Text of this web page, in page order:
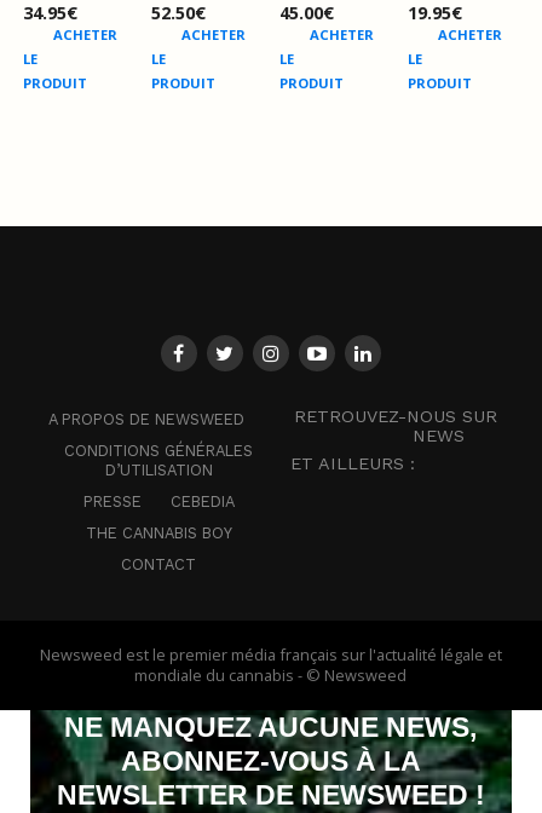
34.95€
ACHETER
LE
PRODUIT
52.50€
ACHETER
LE
PRODUIT
45.00€
ACHETER
LE
PRODUIT
19.95€
ACHETER
LE
PRODUIT
A PROPOS DE NEWSWEED
CONDITIONS GÉNÉRALES
D’UTILISATION
PRESSE
CEBEDIA
THE CANNABIS BOY
CONTACT
RETROUVEZ-NOUS SUR
NEWS
ET AILLEURS :
Newsweed est le premier média français sur l'actualité légale et
mondiale du cannabis - © Newsweed
NE MANQUEZ AUCUNE NEWS,
ABONNEZ-VOUS À LA
NEWSLETTER DE NEWSWEED !